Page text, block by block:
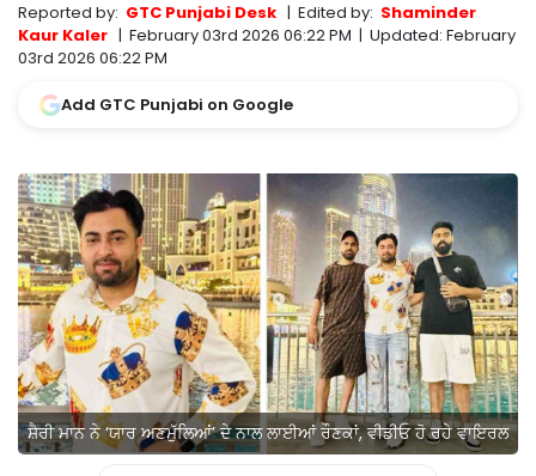
Reported by: GTC Punjabi Desk | Edited by: Shaminder
Kaur Kaler | February 03rd 2026 06:22 PM | Updated: February
03rd 2026 06:22 PM
Add GTC Punjabi on Google
ਸ਼ੈਰੀ ਮਾਨ ਨੇ ‘ਯਾਰ ਅਣਮੁੱਲਿਆਂ’ ਦੇ ਨਾਲ ਲਾਈਆਂ ਰੌਣਕਾਂ, ਵੀਡੀਓ ਹੋ ਰਹੇ ਵਾਇਰਲ